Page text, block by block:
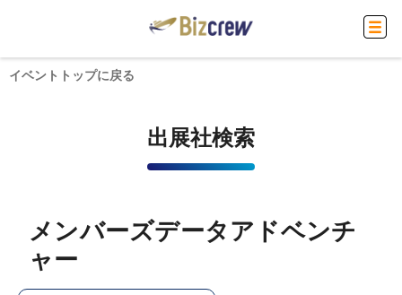
イベントトップに戻る
出展社検索
メンバーズデータアドベンチ
ャー